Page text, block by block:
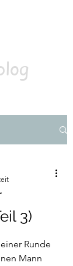
3)
Runde
Mann